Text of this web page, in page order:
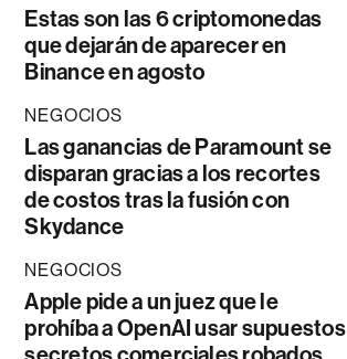
Estas son las 6 criptomonedas
que dejarán de aparecer en
Binance en agosto
NEGOCIOS
Las ganancias de Paramount se
disparan gracias a los recortes
de costos tras la fusión con
Skydance
NEGOCIOS
Apple pide a un juez que le
prohíba a OpenAI usar supuestos